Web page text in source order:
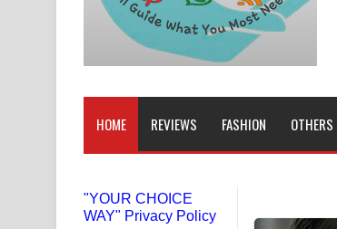
Numba Dun Aadare Song Lyrics -
Liyamuda Dan Anagathe Song
Adare Wadi Nisa Song Lyrics -
HOME REVIEWS FASHION OTHERS
"YOUR CHOICE
WAY" Privacy Policy